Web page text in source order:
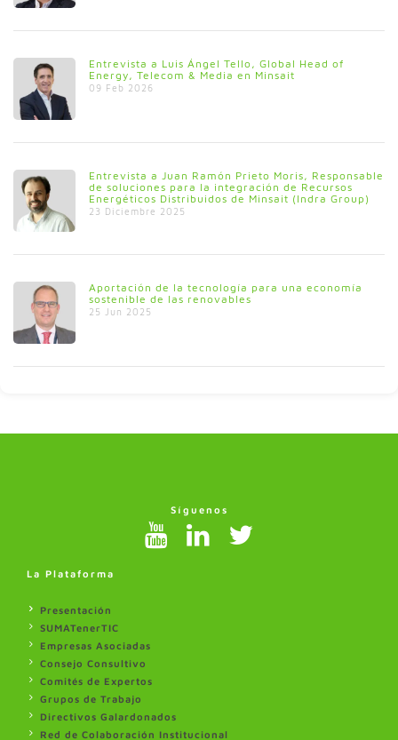
Entrevista a Luis Ángel Tello, Global Head of
Energy, Telecom & Media en Minsait
09 Feb 2026
Entrevista a Juan Ramón Prieto Moris, Responsable
de soluciones para la integración de Recursos
Energéticos Distribuidos de Minsait (Indra Group)
23 Diciembre 2025
Aportación de la tecnología para una economía
sostenible de las renovables
25 Jun 2025
Síguenos
La Plataforma
Presentación
SUMATenerTIC
Empresas Asociadas
Consejo Consultivo
Comités de Expertos
Grupos de Trabajo
Directivos Galardonados
Red de Colaboración Institucional